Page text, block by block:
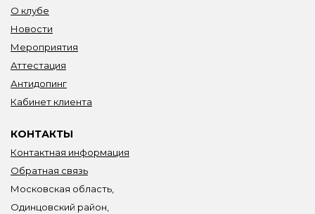
О клубе
Новости
Мероприятия
Аттестация
Антидопинг
Кабинет клиента
КОНТАКТЫ
Контактная информация
Обратная связь
Московская область,
Одинцовский район,